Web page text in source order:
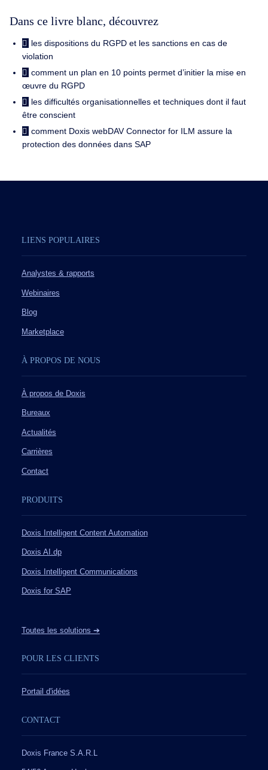
Dans ce livre blanc, découvrez
les dispositions du RGPD et les sanctions en cas de
violation
comment un plan en 10 points permet d’initier la mise en
œuvre du RGPD
les difficultés organisationnelles et techniques dont il faut
être conscient
comment Doxis webDAV Connector for ILM assure la
protection des données dans SAP
LIENS POPULAIRES
Analystes & rapports
Webinaires
Blog
Marketplace
À PROPOS DE NOUS
À propos de Doxis
Bureaux
Actualités
Carrières
Contact
PRODUITS
Doxis Intelligent Content Automation
Doxis AI.dp
Doxis Intelligent Communications
Doxis for SAP
Toutes les solutions ➔
POUR LES CLIENTS
Portail d'idées
CONTACT
Doxis France S.A.R.L